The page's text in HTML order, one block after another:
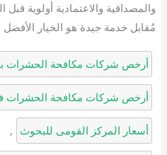
والمصداقية والاعتمادية أولوية قبل
مُقابل خدمة جيدة هو الخيار
أرخص شركات مكافحة الحشرات
أرخص شركات مكافحة الحشرات
أسعار المركز القومى للبحوث ,